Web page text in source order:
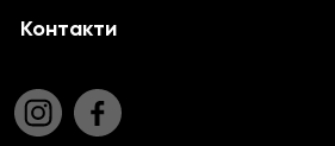
Контакти